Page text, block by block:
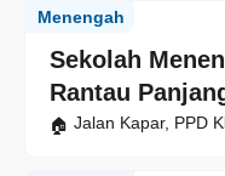
Sekolah
Rantau
Menengah
Jalan Kapar, PPD